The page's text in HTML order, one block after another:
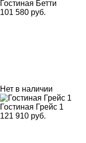
Гостиная Бетти
101 580 руб.
Нет в наличии
Гостиная Грейс 1
121 910 руб.